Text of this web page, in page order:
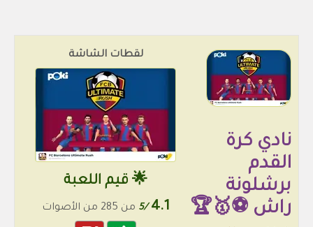
لقطات الشاشة
🌟 قيم اللعبة
4.1
/5 من 285 من الأصوات
نادي كرة
القدم
برشلونة
راش ⚽🥇🏆